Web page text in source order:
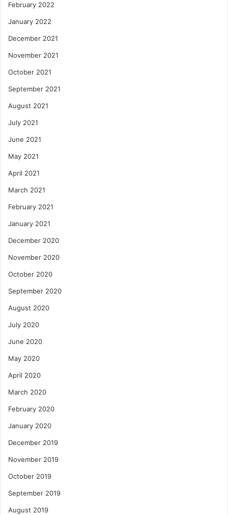
February 2022
January 2022
December 2021
November 2021
October 2021
September 2021
August 2021
July 2021
June 2021
May 2021
April 2021
March 2021
February 2021
January 2021
December 2020
November 2020
October 2020
September 2020
August 2020
July 2020
June 2020
May 2020
April 2020
March 2020
February 2020
January 2020
December 2019
November 2019
October 2019
September 2019
August 2019